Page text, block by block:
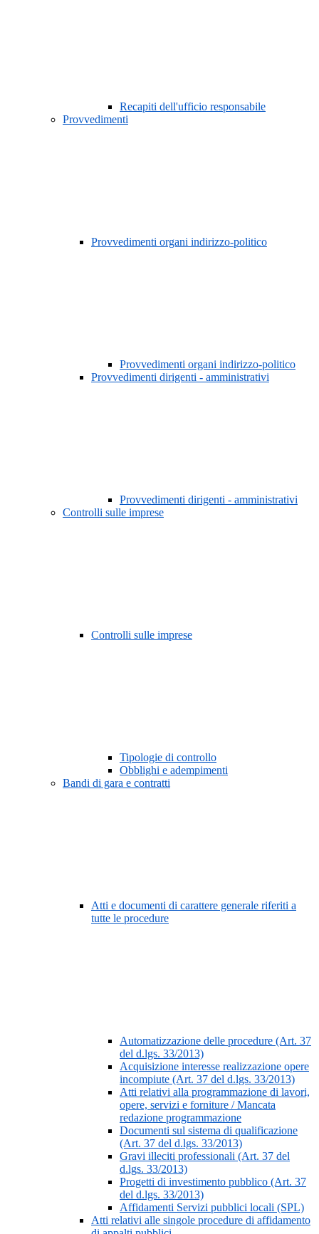
Recapiti dell'ufficio responsabile
Provvedimenti
Provvedimenti organi indirizzo-politico
Provvedimenti organi indirizzo-politico
Provvedimenti dirigenti - amministrativi
Provvedimenti dirigenti - amministrativi
Controlli sulle imprese
Controlli sulle imprese
Tipologie di controllo
Obblighi e adempimenti
Bandi di gara e contratti
Atti e documenti di carattere generale riferiti a
tutte le procedure
Automatizzazione delle procedure (Art. 37
del d.lgs. 33/2013)
Acquisizione interesse realizzazione opere
incompiute (Art. 37 del d.lgs. 33/2013)
Atti relativi alla programmazione di lavori,
opere, servizi e forniture / Mancata
redazione programmazione
Documenti sul sistema di qualificazione
(Art. 37 del d.lgs. 33/2013)
Gravi illeciti professionali (Art. 37 del
d.lgs. 33/2013)
Progetti di investimento pubblico (Art. 37
del d.lgs. 33/2013)
Affidamenti Servizi pubblici locali (SPL)
Atti relativi alle singole procedure di affidamento